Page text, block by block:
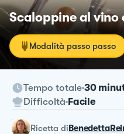
Scaloppine al
Modalità passo passo
Tempo totale 30
Difficoltà Facile
ricetta di